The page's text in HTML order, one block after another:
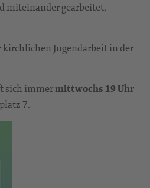
miteinander gearbeitet,
kirchlichen Jugendarbeit in der
sich immermittwochs 19 Uhr
7.